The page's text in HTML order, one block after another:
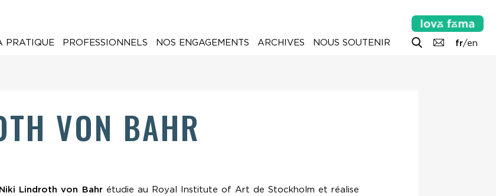
fr/en
PRATIQUE PROFESSIONNELS NOS ENGAGEMENTS ARCHIVES NOUS SOUTENIR
VON BAHR
Niki Lindroth von Bahr étudie au Royal Institute of Art de Stockholm et réalise